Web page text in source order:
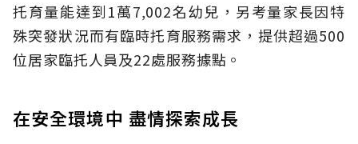
托育量能達到1萬7,002名幼兒，另考量家長因特
殊突發狀況而有臨時托育服務需求，提供超過500
位居家臨托人員及22處服務據點。
在安全環境中 盡情探索成長